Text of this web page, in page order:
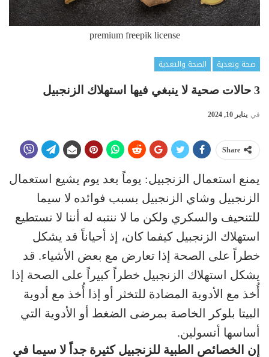
premium freepik license
صحة وتغذية
الصحة والتغذية
3 حالات صحية لا ينبغي فيها استهلاك الزنجبيل
في يناير 10, 2024
Share
يمنع استعمال الزنجبيل: يوماً بعد يوم يشيع استعمال
الزنجبيل وشاي الزنجبيل بسبب فوائده لا سيما
للتنحيف والسكري ولكن ما لا ننتبه له أننا لا نستطيع
استهلاك الزنجبيل كيفما كان، إذ أحياناً قد يشكل
خطراً على الصحة إذا تعارض مع بعض الأشياء. قد
يشكل استهلاك الزنجبيل خطراً كبيراً على الصحة إذا
أُخذ مع الأدوية المضادة للتخثر أو إذا أُخذ مع أدوية
البيتا بلوكر الخاصة بمرضى الضغط أو الأدوية التي
أساسها أنسولين.
إن الخصائص الطبية للزنجبيل كثيرة جداً لا سيما في